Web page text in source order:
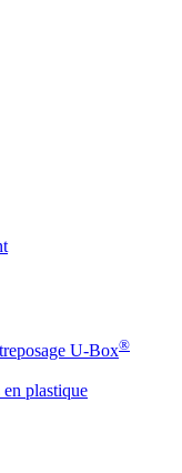
U-Box®
plastique